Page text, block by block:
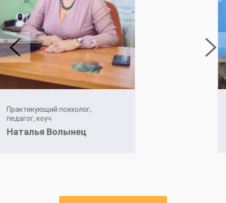
Глава Международной
Щеглов Игорь